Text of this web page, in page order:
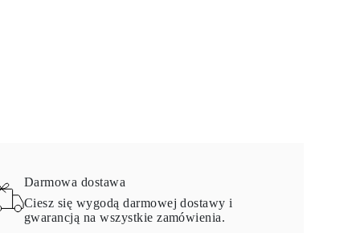
Darmowa dostawa
Ciesz się wygodą darmowej dostawy i
gwarancją na wszystkie zamówienia.